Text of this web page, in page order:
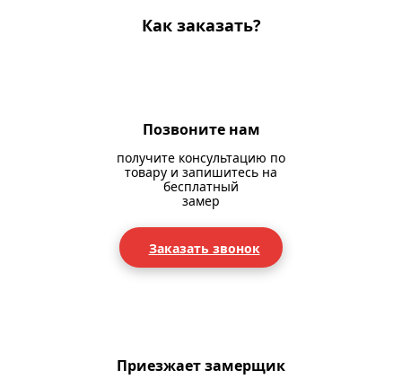
Как заказать?
Позвоните нам
получите консультацию по
товару и запишитесь на
бесплатный
замер
Заказать звонок
Приезжает замерщик